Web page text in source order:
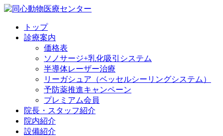
トップ
診療案内
価格表
ソノサージ+乳化吸引システム
半導体レーザー治療
リーガシュア（ベッセルシーリングシステム）
予防薬推進キャンペーン
プレミアム会員
院長・ スタッフ紹介
院内紹介
設備紹介